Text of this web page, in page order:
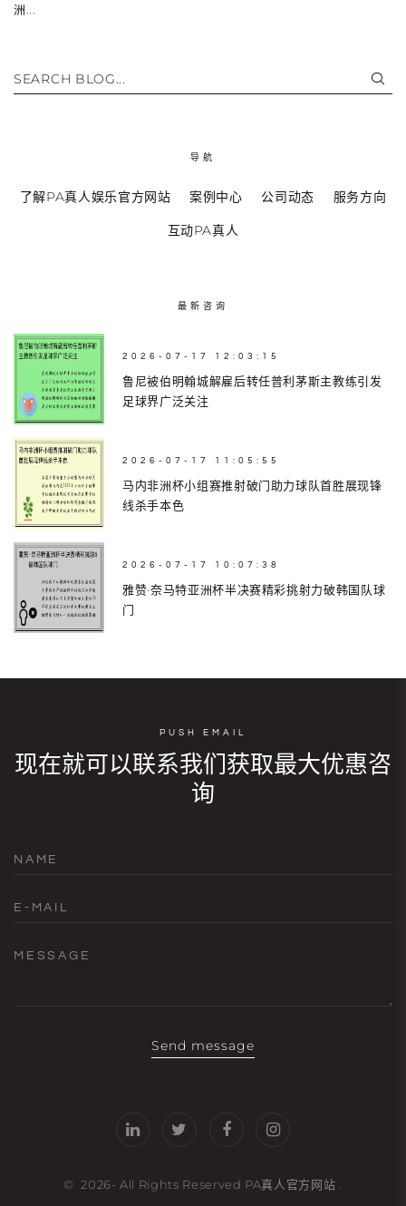
洲...
SEARCH BLOG...
导航
了解PA真人娱乐官方网站 案例中心 公司动态 服务方向
互动PA真人
最新咨询
2026-07-17 12:03:15
鲁尼被伯明翰城解雇后转任普利茅斯主教练引发
足球界广泛关注
2026-07-17 11:05:55
马内非洲杯小组赛推射破门助力球队首胜展现锋
线杀手本色
2026-07-17 10:07:38
雅赞·奈马特亚洲杯半决赛精彩挑射力破韩国队球
门
PUSH EMAIL
现在就可以联系我们获取最大优惠咨
询
NAME
E-MAIL
MESSAGE
Send message
© 2026- All Rights Reserved PA真人官方网站